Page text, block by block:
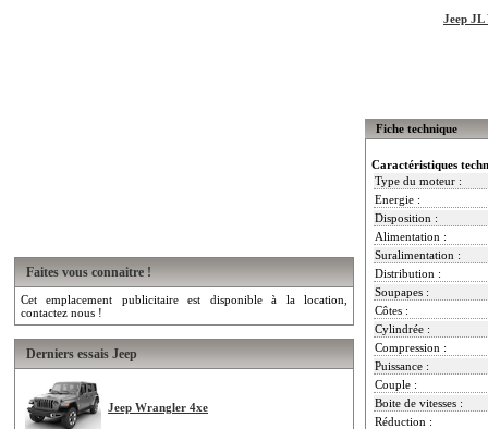
Faites vous connaitre !
Cet emplacement publicitaire est disponible à la location,
contactez nous !
Derniers essais Jeep
Jeep Wrangler 4xe
Jeep
Fiche technique
Caractéristiques
Type du moteur :
Energie :
Disposition :
Alimentation :
Suralimentation :
Distribution :
Soupapes :
Côtes :
Cylindrée :
Compression :
Puissance :
Couple :
Boite de vitesses :
Réduction :